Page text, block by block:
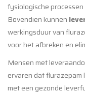
fysiologische
Bovendien kunnen
werkingsduur van
voor het afbreken en
Mensen met
ervaren dat flurazepam
met een gezonde